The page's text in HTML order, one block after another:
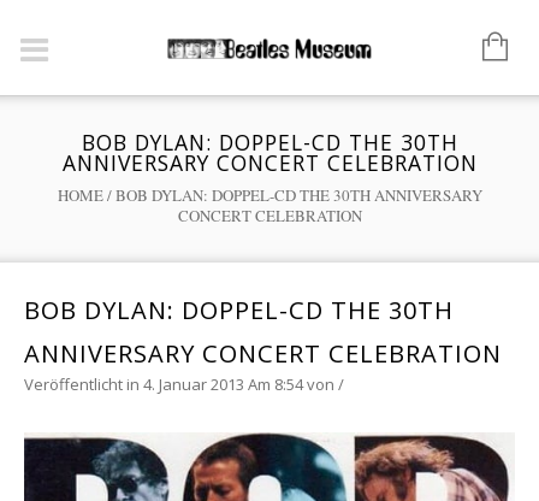
BOB DYLAN: DOPPEL-CD THE 30TH
ANNIVERSARY CONCERT CELEBRATION
HOME/BOB DYLAN: DOPPEL-CD THE 30TH ANNIVERSARY
CONCERT CELEBRATION
BOB DYLAN: DOPPEL-CD THE 30TH
ANNIVERSARY CONCERT CELEBRATION
Veröffentlicht in 4. Januar 2013 Am 8:54von /